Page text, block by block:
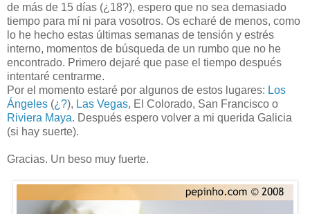
de más de 15 días (¿18?), espero que no sea demasiado
tiempo para mí ni para vosotros. Os echaré de menos, como
lo he hecho estas últimas semanas de tensión y estrés
interno, momentos de búsqueda de un rumbo que no he
encontrado. Primero dejaré que pase el tiempo después
intentaré centrarme.
Por el momento estaré por algunos de estos lugares: Los
Ángeles (¿?), Las Vegas, El Colorado, San Francisco o
Riviera Maya. Después espero volver a mi querida Galicia
(si hay suerte).
Gracias. Un beso muy fuerte.